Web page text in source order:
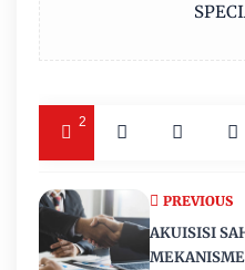
2
PREVIOUS
AKUISISI